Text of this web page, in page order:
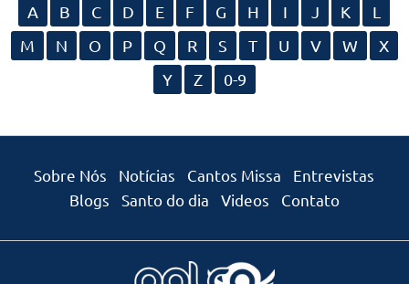
A B C D E F G H I J K
L
M
N O P Q R S T U V W
X
Y
Z 0-9
Sobre Nós Notícias Cantos Missa
Entrevistas
Blogs
Santo do dia Videos Contato